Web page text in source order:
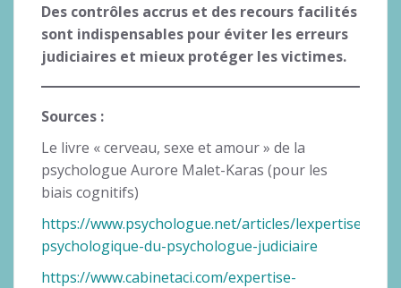
Des contrôles accrus et des recours facilités
sont indispensables pour éviter les erreurs
judiciaires et mieux protéger les victimes.
Sources :
Le livre « cerveau, sexe et amour » de la
psychologue Aurore Malet-Karas (pour les
biais cognitifs)
https://www.psychologue.net/articles/lexpertise-
psychologique-du-psychologue-judiciaire
https://www.cabinetaci.com/expertise-